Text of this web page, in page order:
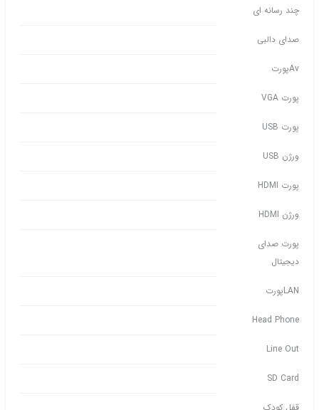
چند رسانه ای
صدای دالبی
Avپورت
پورت VGA
پورت USB
ورژن USB
پورت HDMI
ورژن HDMI
پورت صدای
دیجیتال
LANپورت
Head Phone
Line Out
SD Card